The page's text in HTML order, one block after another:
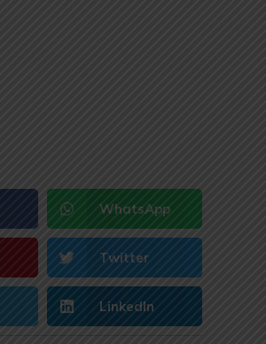
WhatsApp
Twitter
LinkedIn